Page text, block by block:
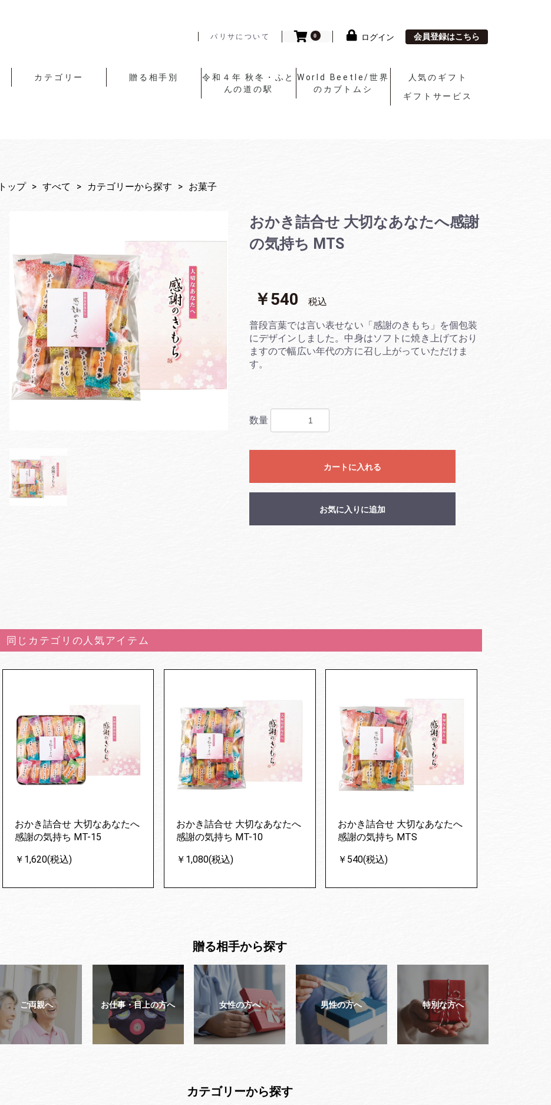
パリサについて 0 ログイン 会員登録はこちら
カテゴリー 贈る相手別
令和４年 秋冬・ふと
んの道の駅
World Beetle/世界
のカブトムシ
人気のギフト
ギフトサービス
トップ > すべて > カテゴリーから探す > お菓子
おかき詰合せ 大切なあなたへ感謝
の気持ち MTS
￥540 税込
普段言葉では言い表せない「感謝のきもち」を個包装
にデザインしました。中身はソフトに焼き上げており
ますので幅広い年代の方に召し上がっていただけま
す。
数量
カートに入れる
お気に入りに追加
同じカテゴリの人気アイテム
おかき詰合せ 大切なあなたへ
感謝の気持ち MT-15
￥1,620(税込)
おかき詰合せ 大切なあなたへ
感謝の気持ち MT-10
￥1,080(税込)
おかき詰合せ 大切なあなたへ
感謝の気持ち MTS
￥540(税込)
贈る相手から探す
ご両親へ お仕事・目上の方へ 女性の方へ 男性の方へ 特別な方へ
カテゴリーから探す